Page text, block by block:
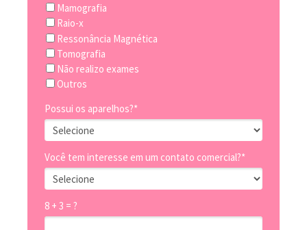
Mamografia
Raio-x
Ressonância Magnética
Tomografia
Não realizo exames
Outros
Possui os aparelhos?*
Você tem interesse em um contato comercial?*
8 + 3 = ?